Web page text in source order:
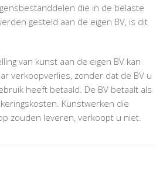
die in de belaste
gesteld aan de eigen BV, is dit
van kunst aan de eigen BV kan
verkoopverlies, zonder dat de BV u
heeft betaald. De BV betaalt als
Kunstwerken die
zouden leveren, verkoopt u niet.